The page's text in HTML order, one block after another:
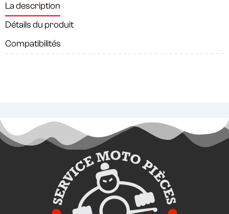
La description
Détails du produit
Compatibilités